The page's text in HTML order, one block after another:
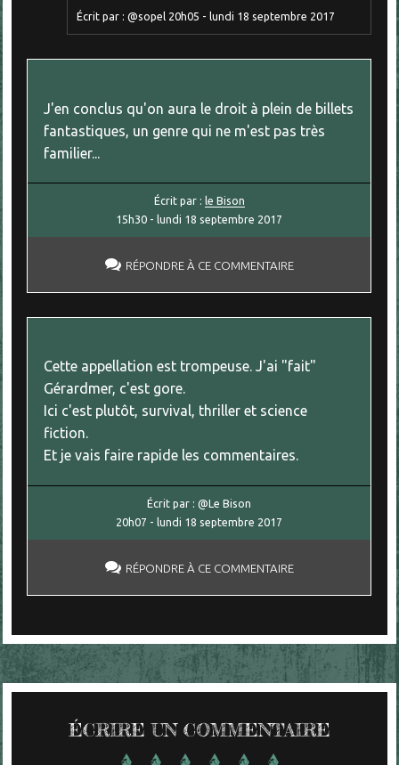
Écrit par : @sopel 20h05 - lundi 18 septembre 2017
J'en conclus qu'on aura le droit à plein de billets
fantastiques, un genre qui ne m'est pas très
familier...
Écrit par : le Bison
15h30 - lundi 18 septembre 2017
RÉPONDRE À CE COMMENTAIRE
Cette appellation est trompeuse. J'ai "fait"
Gérardmer, c'est gore.
Ici c'est plutôt, survival, thriller et science
fiction.
Et je vais faire rapide les commentaires.
Écrit par :@Le Bison
20h07 -lundi 18 septembre 2017
RÉPONDRE À CE COMMENTAIRE
ÉCRIRE UN COMMENTAIRE